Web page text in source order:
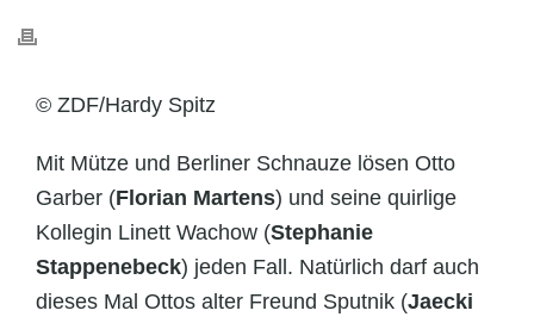
© ZDF/Hardy Spitz
Mit Mütze und Berliner Schnauze lösen Otto
Garber (Florian Martens) und seine quirlige
Kollegin Linett Wachow (Stephanie
Stappenebeck) jeden Fall. Natürlich darf auch
dieses Mal Ottos alter Freund Sputnik (Jaecki